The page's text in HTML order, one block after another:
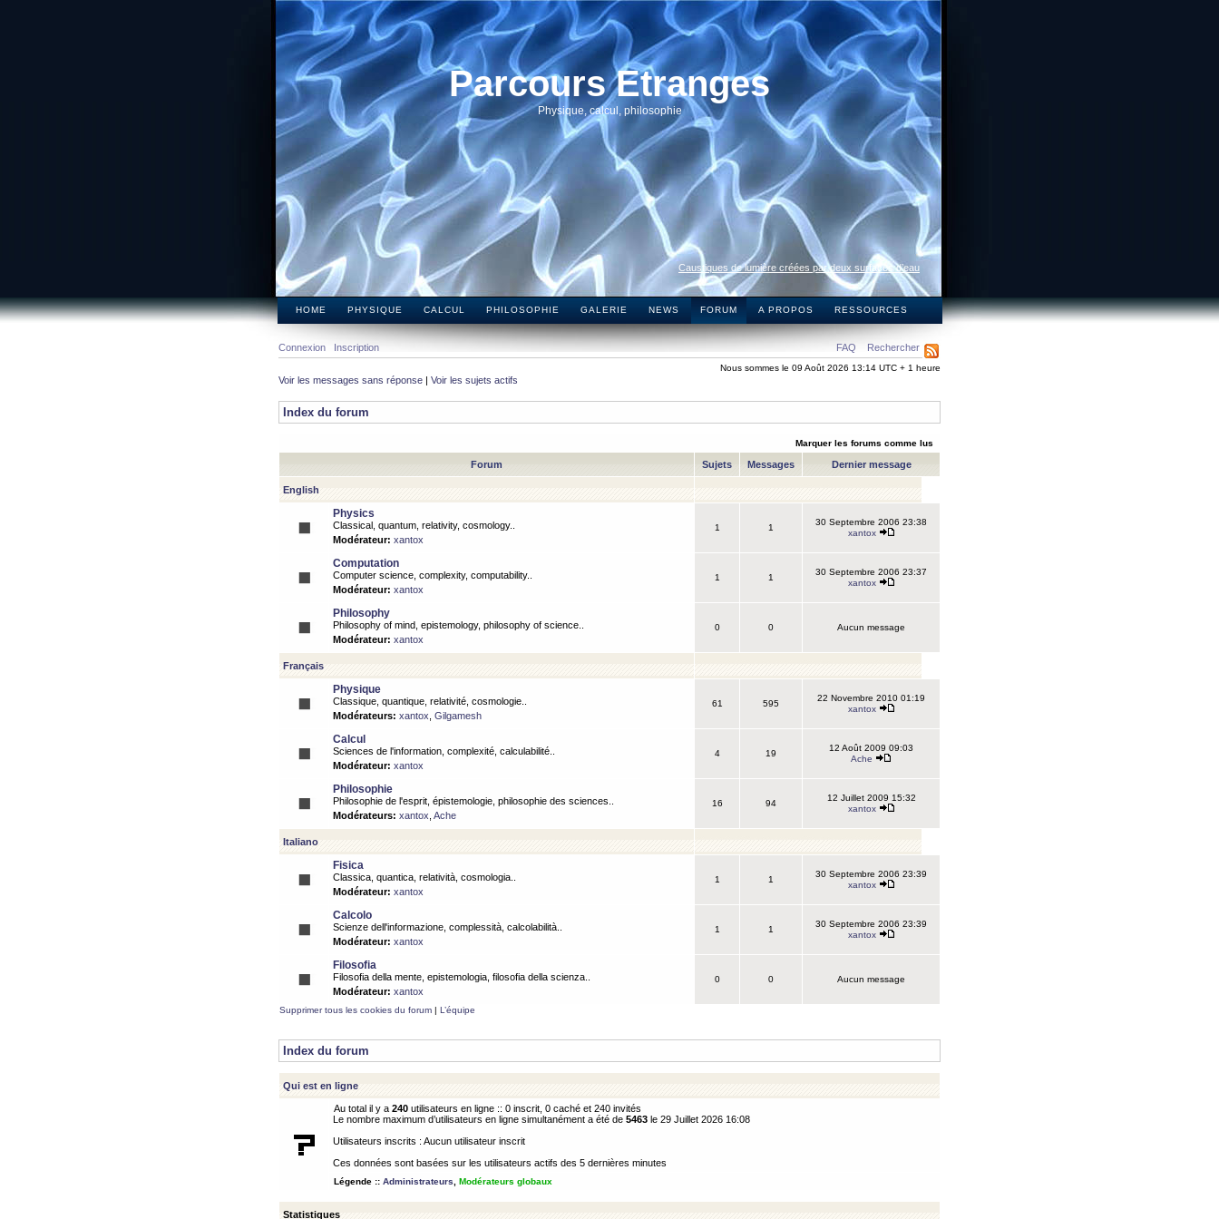
Parcours Etranges
Physique, calcul, philosophie
Caustiques de lumière créées par deux surfaces d’eau
HOME PHYSIQUE CALCUL PHILOSOPHIE GALERIE NEWS FORUM A PROPOS RESSOURCES
FAQ Rechercher
Connexion Inscription
Nous sommes le 09 Août 2026 13:14 UTC + 1 heure
Voir les messages sans réponse | Voir les sujets actifs
Index du forum
Marquer les forums comme lus
Forum Sujets Messages Dernier message
English
Physics
Classical, quantum, relativity, cosmology..
Modérateur: xantox
1 1
30 Septembre 2006 23:38
xantox
Computation
Computer science, complexity, computability..
Modérateur: xantox
1 1
30 Septembre 2006 23:37
xantox
Philosophy
Philosophy of mind, epistemology, philosophy of science..
Modérateur: xantox
0 0 Aucun message
Français
Physique
Classique, quantique, relativité, cosmologie..
Modérateurs: xantox Gilgamesh
61 595
22 Novembre 2010 01:19
xantox
Calcul
Sciences de l'information, complexité, calculabilité..
Modérateur: xantox
4 19
12 Août 2009 09:03
Ache
Philosophie
Philosophie de l'esprit, épistemologie, philosophie des sciences..
Modérateurs: xantox Ache
16 94
12 Juillet 2009 15:32
xantox
Italiano
Fisica
Classica, quantica, relatività, cosmologia..
Modérateur: xantox
1 1
30 Septembre 2006 23:39
xantox
Calcolo
Scienze dell'informazione, complessità, calcolabilità..
Modérateur: xantox
1 1
30 Septembre 2006 23:39
xantox
Filosofia
Filosofia della mente, epistemologia, filosofia della scienza..
Modérateur: xantox
0 0 Aucun message
Supprimer tous les cookies du forum | L’équipe
Index du forum
Qui est en ligne
Au total il y a 240 utilisateurs en ligne :: 0 inscrit, 0 caché et 240 invités
Le nombre maximum d’utilisateurs en ligne simultanément a été de 5463 le 29 Juillet 2026 16:08
Utilisateurs inscrits : Aucun utilisateur inscrit
Ces données sont basées sur les utilisateurs actifs des 5 dernières minutes
Légende :: Administrateurs Modérateurs globaux
Statistiques